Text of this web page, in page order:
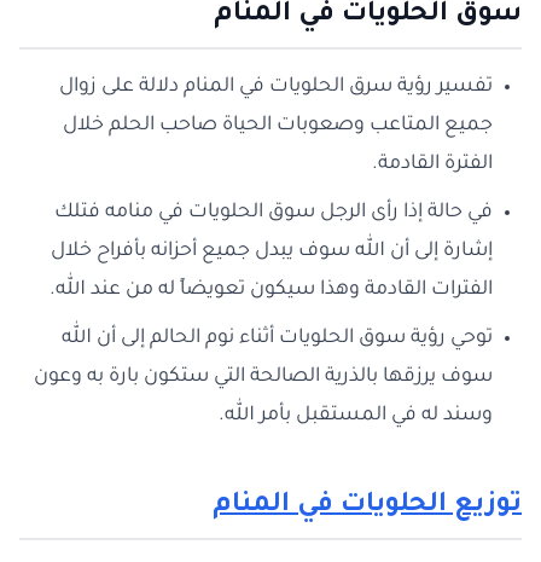
سوق الحلويات في المنام
تفسير رؤية سرق الحلويات في المنام دلالة على زوال
جميع المتاعب وصعوبات الحياة صاحب الحلم خلال
الفترة القادمة.
في حالة إذا رأى الرجل سوق الحلويات في منامه فتلك
إشارة إلى أن الله سوف يبدل جميع أحزانه بأفراح خلال
الفترات القادمة وهذا سيكون تعويضاً له من عند الله.
توحي رؤية سوق الحلويات أثناء نوم الحالم إلى أن الله
سوف يرزقها بالذرية الصالحة التي ستكون بارة به وعون
وسند له في المستقبل بأمر الله.
توزيع الحلويات في المنام